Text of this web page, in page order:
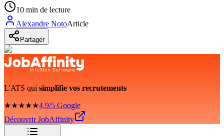
10 min de lecture
Alexandre NotoArticle
Partager
L'ATS qui simplifie vos recrutements
★★★★★4,9/5 Google
Découvrir JobAffinity